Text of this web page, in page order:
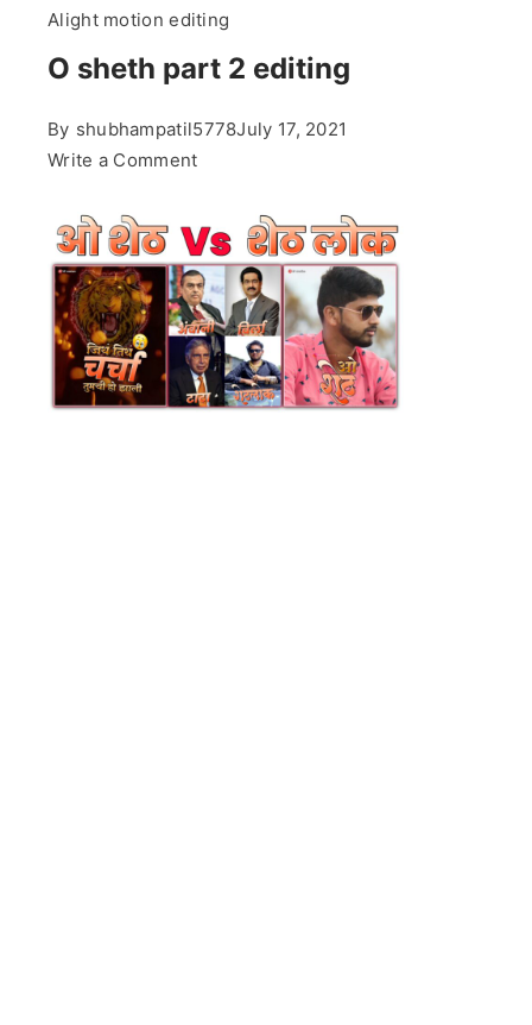
Alight motion editing
O sheth part 2 editing
By shubhampatil5778July 17, 2021
Write a Commenton
sheth
part
2
editing